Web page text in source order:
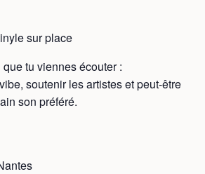
sur place
tu viennes écouter :
soutenir les artistes et peut-être
son préféré.